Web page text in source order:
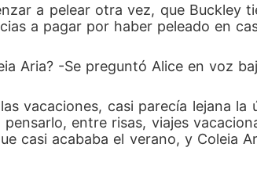
a pelear otra vez, que Buckley
a pagar por haber peleado en
Aria? -Se preguntó Alice en voz
vacaciones, casi parecía lejana
pensarlo, entre risas, viajes
casi acababa el verano, y Coleia